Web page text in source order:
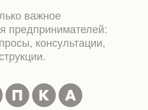
важное
предпринимателей:
консультации,